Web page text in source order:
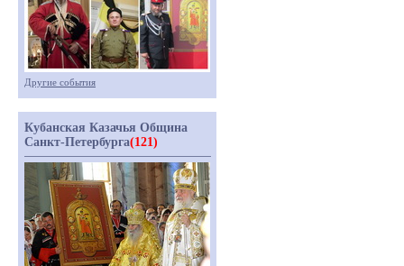
Другие события
Кубанская Казачья Община
Санкт-Петербурга(121)